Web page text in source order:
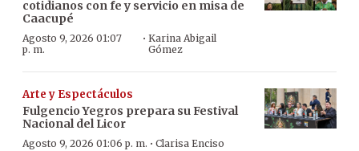
cotidianos con fe y servicio en misa de
Caacupé
Agosto 9, 2026 01:07
p. m.
·Karina Abigail
Gómez
Arte y Espectáculos
Fulgencio Yegros prepara su Festival
Nacional del Licor
Agosto 9, 2026 01:06 p. m. · Clarisa Enciso